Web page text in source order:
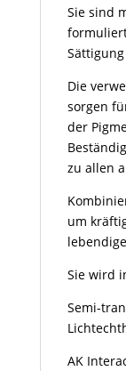
Sie sind
Die
sorgen
der
zu allen
um
Sie wird
Semi-
AK